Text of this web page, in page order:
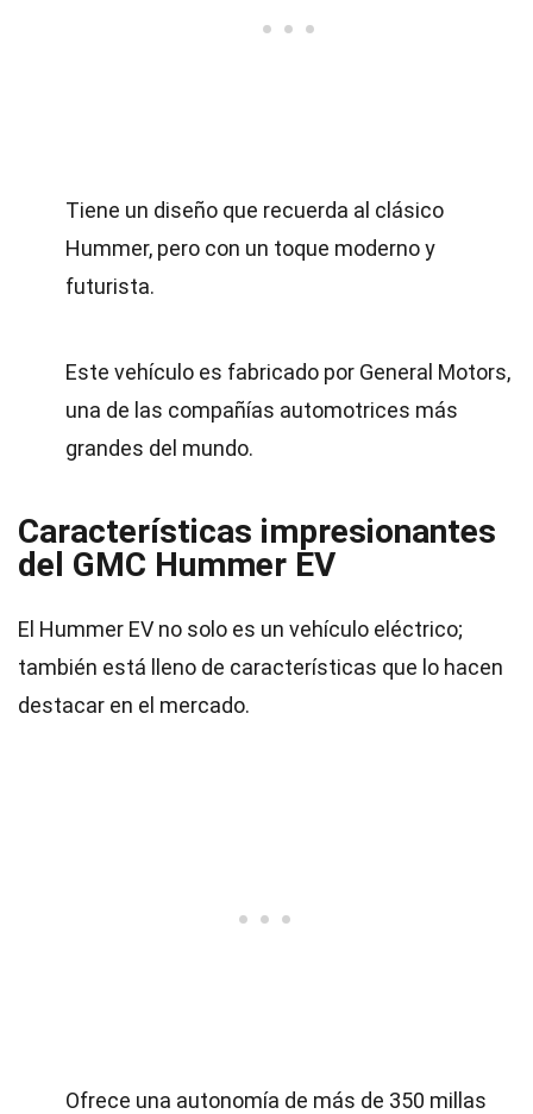
Tiene un diseño que recuerda al clásico
Hummer, pero con un toque moderno y
futurista.
Este vehículo es fabricado por General Motors,
una de las compañías automotrices más
grandes del mundo.
Características impresionantes
del GMC Hummer EV
El Hummer EV no solo es un vehículo eléctrico;
también está lleno de características que lo hacen
destacar en el mercado.
Ofrece una autonomía de más de 350 millas